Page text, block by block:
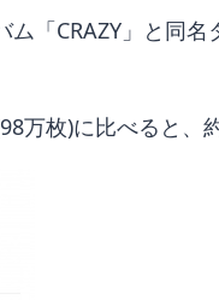
「CRAZY」と同
万枚)に比べると、